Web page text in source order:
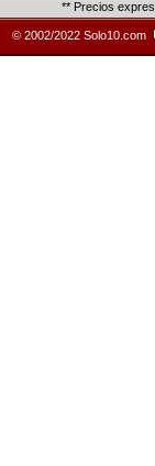
** Precios
© 2002/2022 Solo10.com